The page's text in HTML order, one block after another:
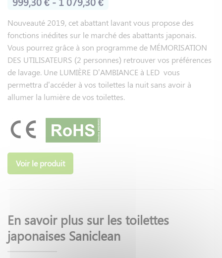
Nouveauté 2019, cet abattant lavant vous propose des
fonctions inédites sur le marché des abattants japonais.
Vous pourrez grâce à son programme de MÉMORISATION
DES UTILISATEURS (2 personnes) retrouver vos préférences
de lavage. Une LUMIÈRE D’AMBIANCE à LED vous
permettra d’accéder à vos toilettes la nuit sans avoir à
allumer la lumière de vos toilettes.
Voir le produit
En savoir plus sur les toilettes
japonaises Saniclean